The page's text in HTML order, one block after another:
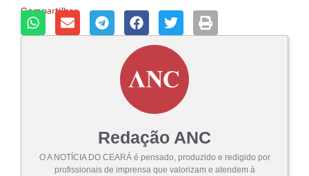
Compartilhar:
Redação ANC
O A NOTÍCIA DO CEARÁ é pensado, produzido e redigido por
profissionais de imprensa que valorizam e atendem à